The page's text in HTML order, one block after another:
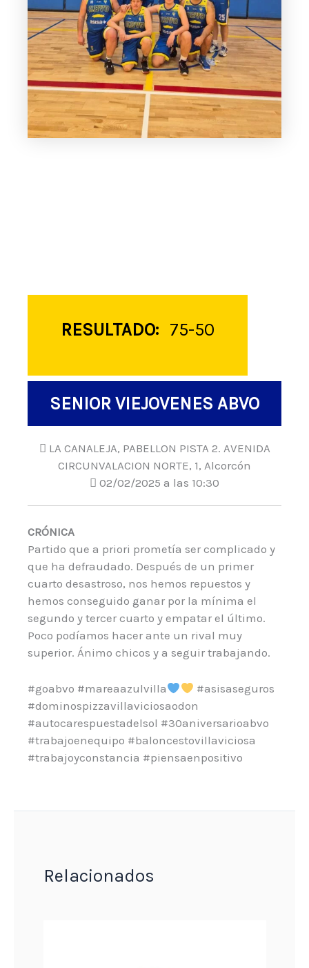
RESULTADO: 75-50
SENIOR VIEJOVENES ABVO
LA CANALEJA, PABELLON PISTA 2. AVENIDA
CIRCUNVALACION NORTE, 1, Alcorcón
02/02/2025 a las 10:30
CRÓNICA
Partido que a priori prometía ser complicado y
que ha defraudado. Después de un primer
cuarto desastroso, nos hemos repuestos y
hemos conseguido ganar por la mínima el
segundo y tercer cuarto y empatar el último.
Poco podíamos hacer ante un rival muy
superior. Ánimo chicos y a seguir trabajando.
#goabvo #mareaazulvilla
#asisaseguros
#dominospizzavillaviciosaodon
#autocarespuestadelsol #30aniversarioabvo
#trabajoenequipo #baloncestovillaviciosa
#trabajoyconstancia #piensaenpositivo
Relacionados